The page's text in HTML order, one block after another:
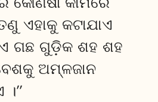
ଏହାକୁ କଟାଯାଏ
ଗଛ ଗୁଡ଼ିକ ଶହ ଶହ
ଅମ୍ଳଜାନ
।”